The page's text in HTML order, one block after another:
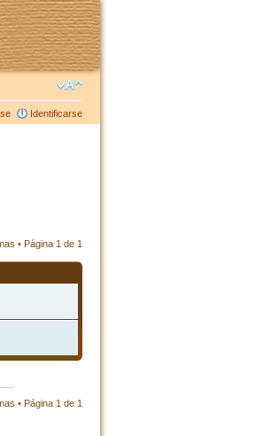
Identificarse
• Página 1 de 1
• Página 1 de 1